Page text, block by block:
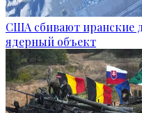
США сбивают иранские
ядерный объект